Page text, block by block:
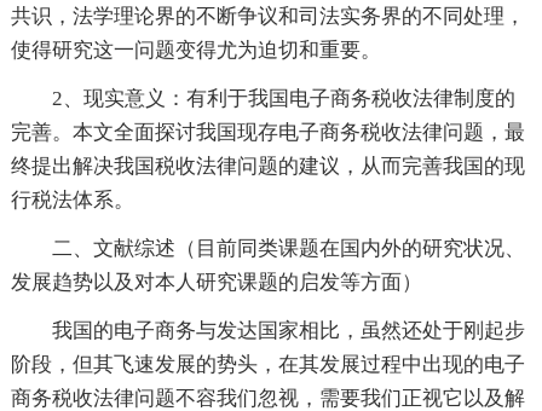
共识，法学理论界的不断争议和司法实务界的不同处理，
使得研究这一问题变得尤为迫切和重要。
2、现实意义：有利于我国电子商务税收法律制度的
完善。本文全面探讨我国现存电子商务税收法律问题，最
终提出解决我国税收法律问题的建议，从而完善我国的现
行税法体系。
二、文献综述（目前同类课题在国内外的研究状况、
发展趋势以及对本人研究课题的启发等方面）
我国的电子商务与发达国家相比，虽然还处于刚起步
阶段，但其飞速发展的势头，在其发展过程中出现的电子
商务税收法律问题不容我们忽视，需要我们正视它以及解